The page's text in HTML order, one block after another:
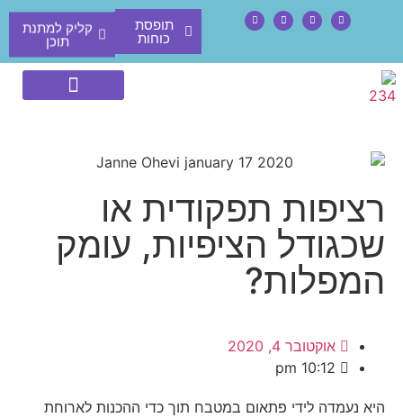
תופסת
כוחות
קליק למתנת
תוכן
רציפות תפקודית או
שכגודל הציפיות, עומק
המפלות?
אוקטובר 4, 2020
10:12 pm
היא נעמדה לידי פתאום במטבח תוך כדי ההכנות לארוחת